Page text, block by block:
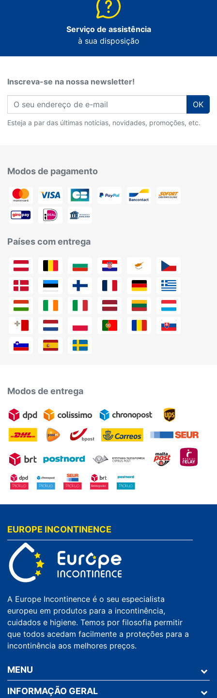
Serviço de assistência
à sua disposição
Inscreva-se na nossa newsletter!
OK
Esteja a par das últimas notícias, novidades, promoções, etc.
Modos de pagamento
Países com entrega
Modos de entrega
EUROPE INCONTINENCE
A Europe Incontinence é o seu especialista
europeu em produtos para a incontinência,
cuidados e higiene. Temos por filosofia permitir
que todos acedam facilmente a proteções para a
incontinência aos melhores preços.
MENU
INFORMAÇÃO GERAL